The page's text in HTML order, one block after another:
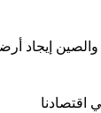
والصين إيجاد
اقتصادنا